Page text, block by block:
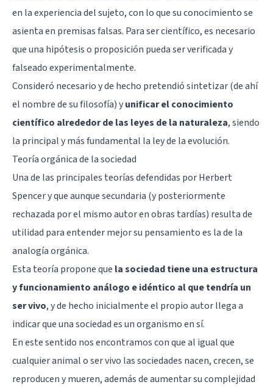
en la experiencia del sujeto, con lo que su conocimiento se
asienta en premisas falsas. Para ser científico, es necesario
que una hipótesis o proposición pueda ser verificada y
falseado experimentalmente.
Consideró necesario y de hecho pretendió sintetizar (de ahí
el nombre de su filosofía) yunificar el conocimiento
científico alrededor de las leyes de la naturaleza, siendo
la principal y más fundamental la ley de la evolución.
Teoría orgánica de la sociedad
Una de las principales teorías defendidas por Herbert
Spencer y que aunque secundaria (y posteriormente
rechazada por el mismo autor en obras tardías) resulta de
utilidad para entender mejor su pensamiento es la de la
analogía orgánica.
Esta teoría propone que la sociedad tiene una estructura
y funcionamiento análogo e idéntico al que tendría un
ser vivo, y de hecho inicialmente el propio autor llega a
indicar que una sociedad es un organismo en sí.
En este sentido nos encontramos con que al igual que
cualquier animal o ser vivo las sociedades nacen, crecen, se
reproducen y mueren, además de aumentar su complejidad